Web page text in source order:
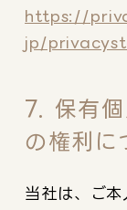
https://
jp/
7. 保有
の権利に
当社は、ご